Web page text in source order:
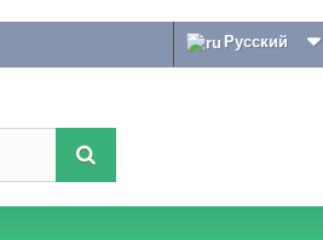
Русский